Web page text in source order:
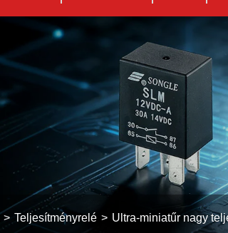
Teljesítményrelé Ultra-miniatűr nagy